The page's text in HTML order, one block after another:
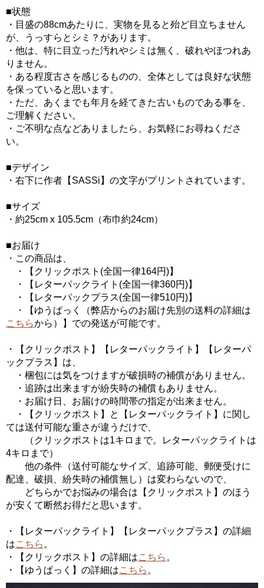
■状態
・目盛の88cmあたりに、実物を見ると殆ど目立ちません
が、うっすらとシミ？があります。
・他は、特に目立った汚れやシミは無く、破れやほつれあ
りません。
・ある程度古さを感じるものの、全体としては良好な状態
を保っていると思います。
・ただ、あくまでも年月を経てきた古いものである事を、
ご理解ください。
・ご不明な点などありましたら、お気軽にお尋ねくださ
い。
■デザイン
・右下に作者【SASSi】の文字がプリントされています。
■サイズ
・約25cm x 105.5cm（布巾約24cm）
■お届け
・この商品は、
・【クリックポスト(全国一律164円)】
・【レターパックライト(全国一律360円)】
・【レターパックプラス(全国一律510円)】
・【ゆうぱっく（弊店からのお届け先別の送料の詳細は
こちらから）】での発送が可能です。
・【クリックポスト】【レターパックライト】【レターパ
ックプラス】は、
・梱包には気をつけますが破損時の補償がありません。
・追跡は出来ますが紛失時の補償もありません。
・お届け日、お届けの時間帯の指定が出来ません。
・【クリックポスト】と【レターパックライト】に関し
ては送付可能な重さが違うだけで、
（クリックポストは1キロまで。レターパックライトは
4キロまで）
他の条件（送付可能なサイズ、追跡可能、郵便受けに
配達、破損、紛失時の補償無し）は変わらないので、
どちらかでお悩みの場合は【クリックポスト】のほう
が安くて断然お得だと思います。
・【レターパックライト】【レターパックプラス】の詳細
はこちら 。
・【クリックポスト】の詳細はこちら 。
・【ゆうぱっく】の詳細はこちら 。